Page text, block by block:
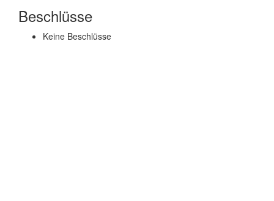
Beschlüsse
Keine Beschlüsse